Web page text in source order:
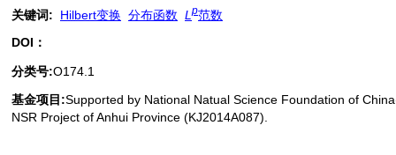
关键词: Hilbert变换 分布函数 Lp范数
DOI：
分类号:O174.1
基金项目:Supported by National Natual Science Foundation of
NSR Project of Anhui Province (KJ2014A087).